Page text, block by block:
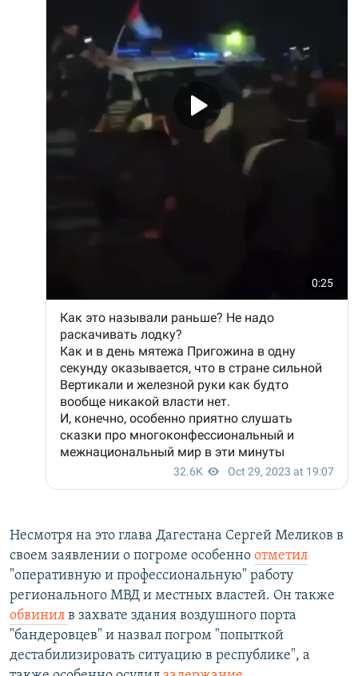
Несмотря на это глава Дагестана Сергей Меликов в
своем заявлении о погроме особенно отметил
"оперативную и профессиональную" работу
регионального МВД и местных властей. Он также
обвинил в захвате здания воздушного порта
"бандеровцев" и назвал погром "попыткой
дестабилизировать ситуацию в республике", а